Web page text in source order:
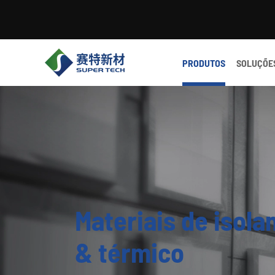
PRODUTOS
Materiais de
& térmico